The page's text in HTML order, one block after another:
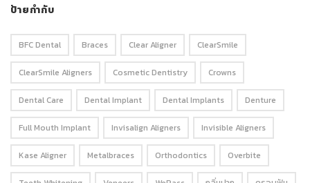
ป้ายกำกับ
BFC Dental Braces Clear Aligner ClearSmile
ClearSmile Aligners Cosmetic Dentistry Crowns
Dental Care Dental Implant Dental Implants Denture
Full Mouth Implant Invisalign Aligners Invisible Aligners
Kase Aligner Metalbraces Orthodontics Overbite